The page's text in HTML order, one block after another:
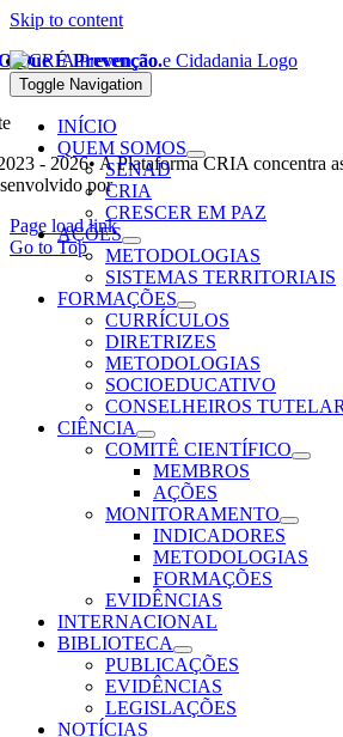
Skip to content
Toggle Navigation
INÍCIO
QUEM SOMOS
SENAD
CRIA
CRESCER EM PAZ
AÇÕES
METODOLOGIAS
SISTEMAS TERRITORIAIS
FORMAÇÕES
CURRÍCULOS
DIRETRIZES
METODOLOGIAS
SOCIOEDUCATIVO
CONSELHEIROS
CIÊNCIA
COMITÊ CIENTÍFICO
MEMBROS
AÇÕES
MONITORAMENTO
INDICADORES
METODOLOGIAS
FORMAÇÕES
EVIDÊNCIAS
INTERNACIONAL
BIBLIOTECA
PUBLICAÇÕES
EVIDÊNCIAS
LEGISLAÇÕES
NOTÍCIAS
Que É Prevenção.
Leia mais
- 2026• A Plataforma CRIA concentra
porOhpá! Design e Comunicação
Page load link
Go to Top